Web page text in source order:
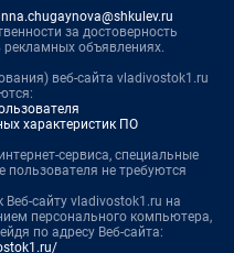
за достоверность
объявлениях.
веб-сайта vladivostok1.ru
характеристик ПО
сервиса, специальные
пользователя не требуются
Веб-сайту vladivostok1.ru на
персонального компьютера,
по адресу Веб-сайта: